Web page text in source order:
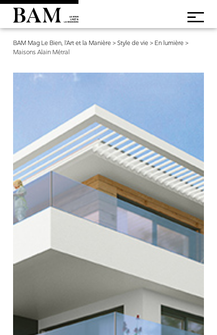
BAM Mag Le Bien, l'Art et la Manière >Style de vie > En lumière >
Maisons Alain Métral